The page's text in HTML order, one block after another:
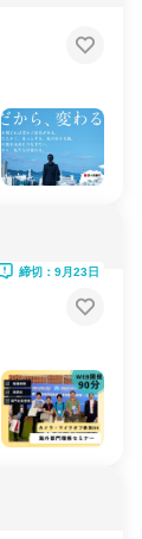
締切：9月23日